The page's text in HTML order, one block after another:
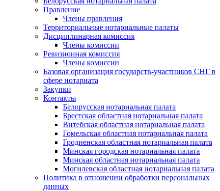
Правление
Члены правления
Территориальные нотариальные палаты
Дисциплинарная комиссия
Члены комиссии
Ревизионная комиссия
Члены комиссии
Базовая организация государств-участников СНГ в
сфере нотариата
Закупки
Контакты
Белорусская нотариальная палата
Брестская областная нотариальная палата
Витебская областная нотариальная палата
Гомельская областная нотариальная палата
Гродненская областная нотариальная палата
Минская городская нотариальная палата
Минская областная нотариальная палата
Могилевская областная нотариальная палата
Политика в отношении обработки персональных
данных